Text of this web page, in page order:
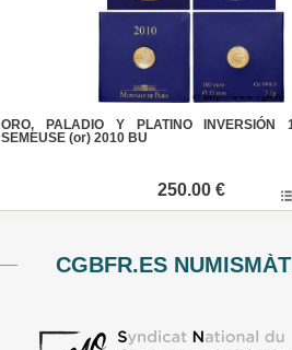
ORO, PALADIO Y PLATINO
SEMEUSE (or) 2010 BU
250.00 €
CGBFR.ES